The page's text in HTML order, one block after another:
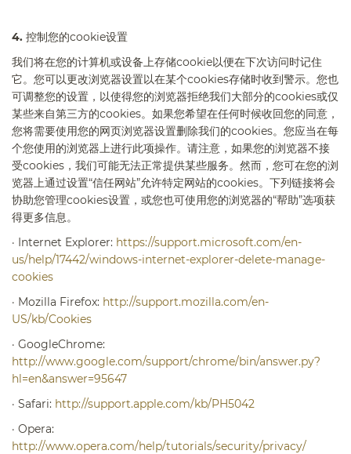
4. 控制您的cookie设置
我们将在您的计算机或设备上存储cookie以便在下次访问时记住
它。您可以更改浏览器设置以在某个cookies存储时收到警示。您也
可调整您的设置，以使得您的浏览器拒绝我们大部分的cookies或仅
某些来自第三方的cookies。如果您希望在任何时候收回您的同意，
您将需要使用您的网页浏览器设置删除我们的cookies。您应当在每
个您使用的浏览器上进行此项操作。请注意，如果您的浏览器不接
受cookies ，我们可能无法正常提供某些服务。然而，您可在您的浏
览器上通过设置“信任网站”允许特定网站的cookies。下列链接将会
协助您管理cookies设置，或您也可使用您的浏览器的“帮助”选项获
得更多信息。
· Internet Explorer: https://support.microsoft.com/en-
us/help/17442/windows-internet-explorer-delete-manage-
cookies
· Mozilla Firefox: http://support.mozilla.com/en-
US/kb/Cookies
· GoogleChrome:
http://www.google.com/support/chrome/bin/answer.py?
hl=en&answer=95647
· Safari: http://support.apple.com/kb/PH5042
· Opera:
http://www.opera.com/help/tutorials/security/privacy/